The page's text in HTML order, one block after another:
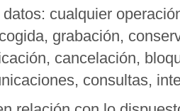
cualquier
grabación,
cancelación,
consultas,